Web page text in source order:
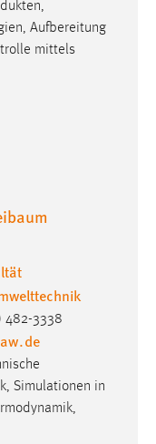
Aufbereitung
mittels
482-3338
.de
Simulationen in
Social Media
von diesen